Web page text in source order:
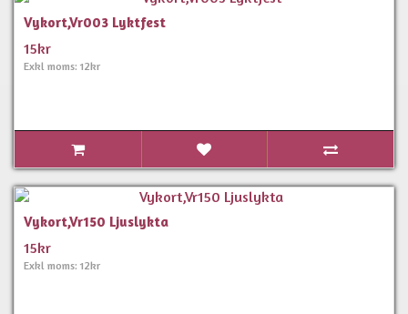
Vykort,Vr003 Lyktfest
15kr
Exkl moms: 12kr
Vykort,Vr150 Ljuslykta
15kr
Exkl moms: 12kr